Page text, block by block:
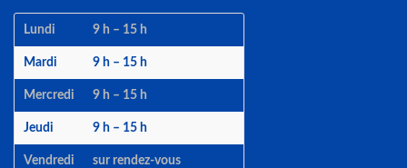
Lundi 9 h – 15 h
Mardi 9 h – 15 h
Mercredi 9 h – 15 h
Jeudi 9 h – 15 h
Vendredi sur rendez-vous